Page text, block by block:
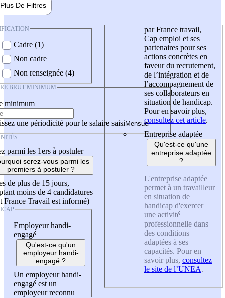
Plus De Filtres
Cadre (1)
Non cadre
Non renseignée (4)
BRUT MINIMUM
minimum
une périodicité pour le salaire saisi
parmi les 1ers à postuler
serez-vous parmi les
premiers à postuler ?
de plus de 15 jours,
moins de 4 candidatures
France Travail est informé)
Employeur handi-
engagé
Qu'est-ce qu'un
employeur handi-
engagé ?
Un employeur handi-
engagé est un
employeur reconnu
par France travail,
Cap emploi et ses
partenaires pour ses
actions concrètes en
faveur du recrutement,
de l’intégration et de
l’accompagnement de
ses collaborateurs en
situation de handicap.
Pour en savoir plus,
consultez cet article.
Entreprise adaptée
Qu'est-ce qu'une
entreprise adaptée
?
L'entreprise adaptée
permet à un travailleur
en situation de
handicap d'exercer
une activité
professionnelle dans
des conditions
adaptées à ses
capacités. Pour en
savoir plus, consultez
le site de l’UNEA.